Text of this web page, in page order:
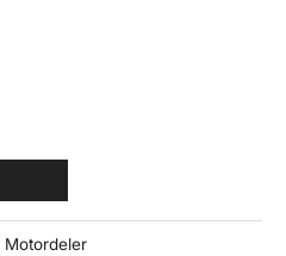
Motordeler